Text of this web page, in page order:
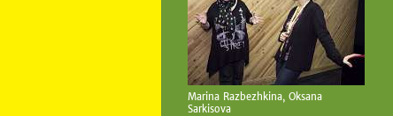
Marina Razbezhkina, Oksana
Sarkisova